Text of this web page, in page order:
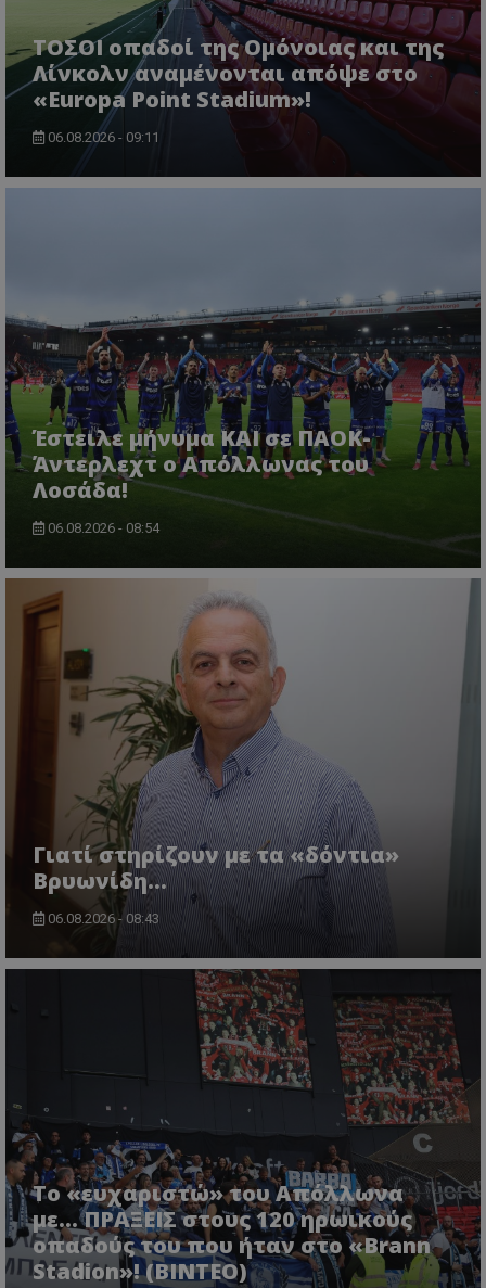
ΤΟΣΟΙ οπαδοί της Ομόνοιας και της
Λίνκολν αναμένονται απόψε στο
«Europa Point Stadium»!
06.08.2026 - 09:11
Έστειλε μήνυμα ΚΑΙ σε ΠΑΟΚ-
Άντερλεχτ ο Απόλλωνας του
Λοσάδα!
06.08.2026 - 08:54
Γιατί στηρίζουν με τα «δόντια»
Βρυωνίδη...
06.08.2026 - 08:43
Το «ευχαριστώ» του Απόλλωνα
με... ΠΡΑΞΕΙΣ στους 120 ηρωικούς
οπαδούς του που ήταν στο «Brann
Stadion»! (ΒΙΝΤΕΟ)